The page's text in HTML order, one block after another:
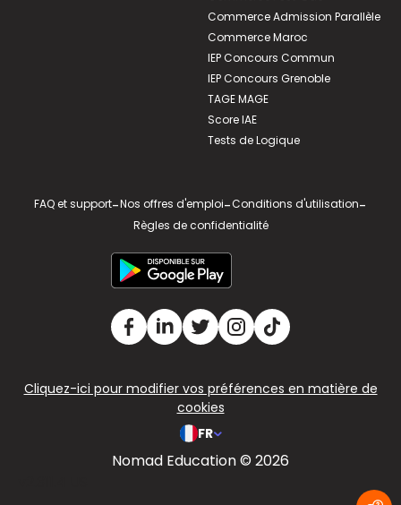
Commerce Admission Parallèle
Commerce Maroc
IEP Concours Commun
IEP Concours Grenoble
TAGE MAGE
Score IAE
Tests de Logique
FAQ et support-Nos offres d'emploi-Conditions d'utilisation-
Règles de confidentialité
Cliquez-ici pour modifier vos préférences en matière de
cookies
FR
Nomad Education © 2026